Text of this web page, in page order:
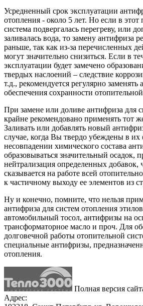
Усредненный срок эксплуатации
отопления - около 5 лет. Но если в
система подвергалась перегреву, или
заливалась вода, то замену антифриза
раньше, так как из-за перечисленных
могут значительно снизиться. Если в
эксплуатации будет замечено
твердых наслоений – следствие
т.д., рекомендуется регулярно заменять
обеспечения сохранности
При замене или доливе антифриза для
крайне рекомендовано применять тот
Заливать или добавлять новый
случае, когда Вы твердо убеждены в
несовпадении химического состава
образовываться значительный осадок,
нейтрализация определенных добавок,
сказывается на работе всей
к частичному выходу ее элементов из
Ну и конечно, помните, что нельзя
антифриза для систем отопления
автомобильный тосол, антифризы на
трансформаторное масло и проч. Для
долговечной работы отопительной
специальные антифризы,
отопления.
Полная версия
Адрес: